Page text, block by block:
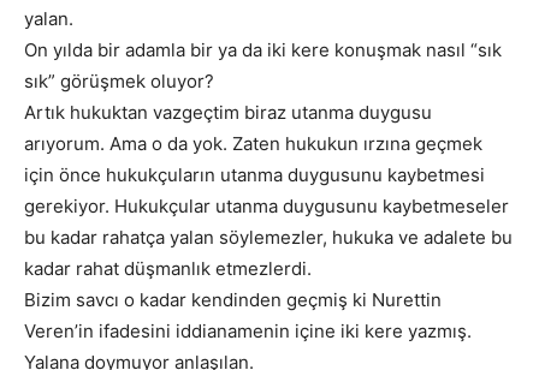
yalan.
On yılda bir adamla bir ya da iki kere konuşmak nasıl “sık
sık” görüşmek oluyor?
Artık hukuktan vazgeçtim biraz utanma duygusu
arıyorum. Ama o da yok. Zaten hukukun ırzına geçmek
için önce hukukçuların utanma duygusunu kaybetmesi
gerekiyor. Hukukçular utanma duygusunu kaybetmeseler
bu kadar rahatça yalan söylemezler, hukuka ve adalete bu
kadar rahat düşmanlık etmezlerdi.
Bizim savcı o kadar kendinden geçmiş ki Nurettin
Veren’in ifadesini iddianamenin içine iki kere yazmış.
Yalana doymuyor anlaşılan.